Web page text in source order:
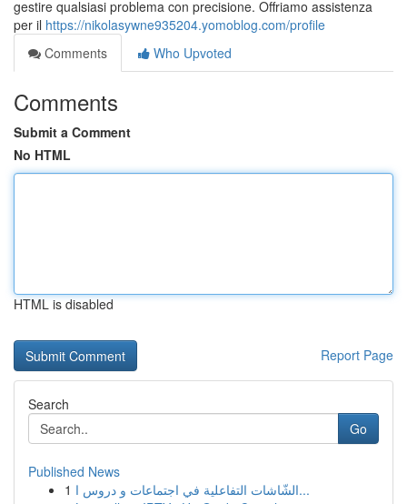
gestire qualsiasi problema con precisione. Offriamo assistenza
per il https://nikolasywne935204.yomoblog.com/profile
Comments
Who Upvoted
Comments
Submit a Comment
No HTML
HTML is disabled
Report Page
Search
Go
Published News
1
الشّاشات التفاعلية في اجتماعات و دروس ا...